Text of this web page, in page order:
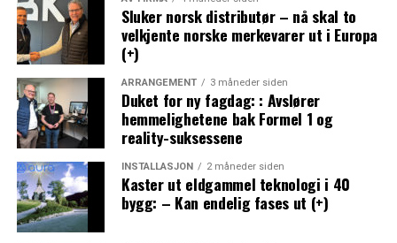
Sluker norsk distributør – nå skal to
velkjente norske merkevarer ut i Europa
(+)
ARRANGEMENT 3 måneder siden
Duket for ny fagdag: : Avslører
hemmelighetene bak Formel 1 og
reality-suksessene
INSTALLASJON 2 måneder siden
Kaster ut eldgammel teknologi i 40
bygg: – Kan endelig fases ut (+)